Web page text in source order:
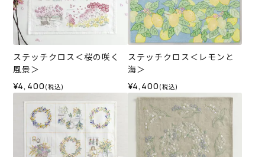
ステッチクロス＜桜の咲く
風景＞
¥4,400 (税込)
ステッチクロス＜レモンと
海＞
¥4,400 (税込)